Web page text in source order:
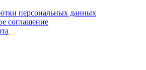
персональных данных
соглашение